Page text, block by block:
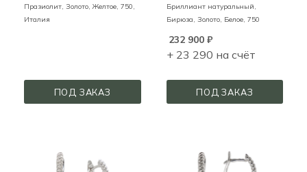
Празиолит, Золото, Желтое, 750,
Италия
ПОД ЗАКАЗ
Бриллиант натуральный,
Бирюза, Золото, Белое, 750
232 900₽
+ 23 290 на счёт
ПОД ЗАКАЗ